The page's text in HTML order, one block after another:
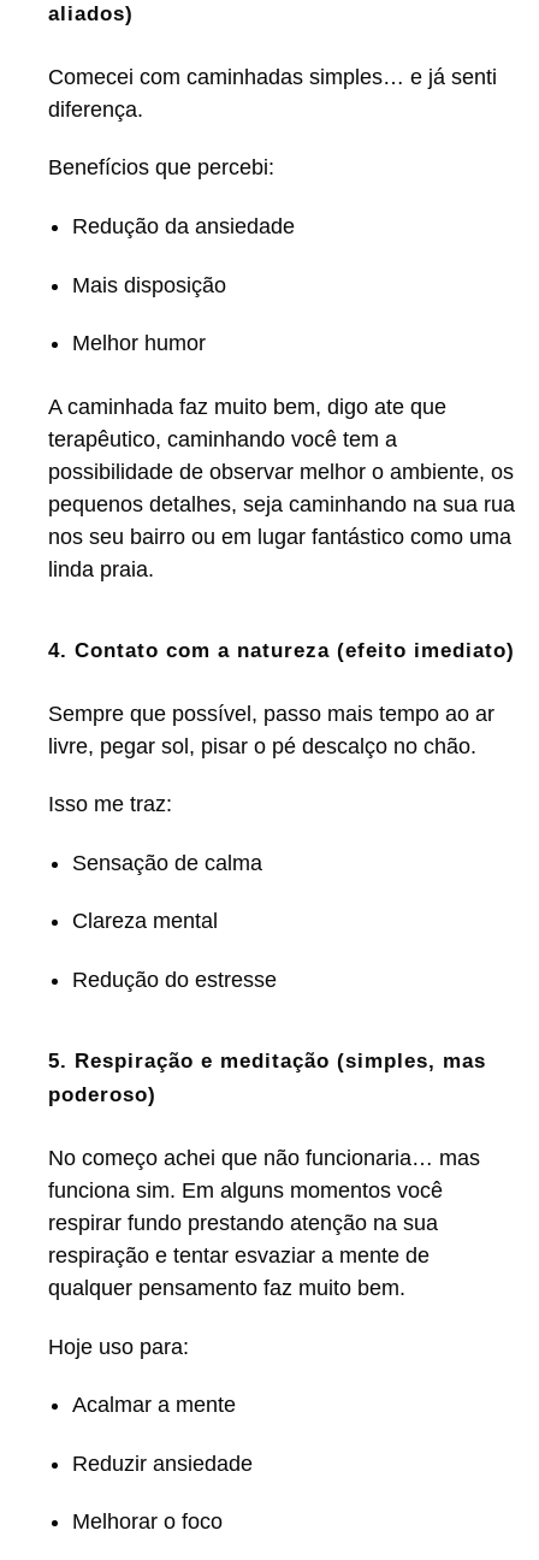
aliados)
Comecei com caminhadas simples… e já senti
diferença.
Benefícios que percebi:
Redução da ansiedade
Mais disposição
Melhor humor
A caminhada faz muito bem, digo ate que
terapêutico, caminhando você tem a
possibilidade de observar melhor o ambiente, os
pequenos detalhes, seja caminhando na sua rua
nos seu bairro ou em lugar fantástico como uma
linda praia.
4. Contato com a natureza (efeito imediato)
Sempre que possível, passo mais tempo ao ar
livre, pegar sol, pisar o pé descalço no chão.
Isso me traz:
Sensação de calma
Clareza mental
Redução do estresse
5. Respiração e meditação (simples, mas
poderoso)
No começo achei que não funcionaria… mas
funciona sim. Em alguns momentos você
respirar fundo prestando atenção na sua
respiração e tentar esvaziar a mente de
qualquer pensamento faz muito bem.
Hoje uso para:
Acalmar a mente
Reduzir ansiedade
Melhorar o foco